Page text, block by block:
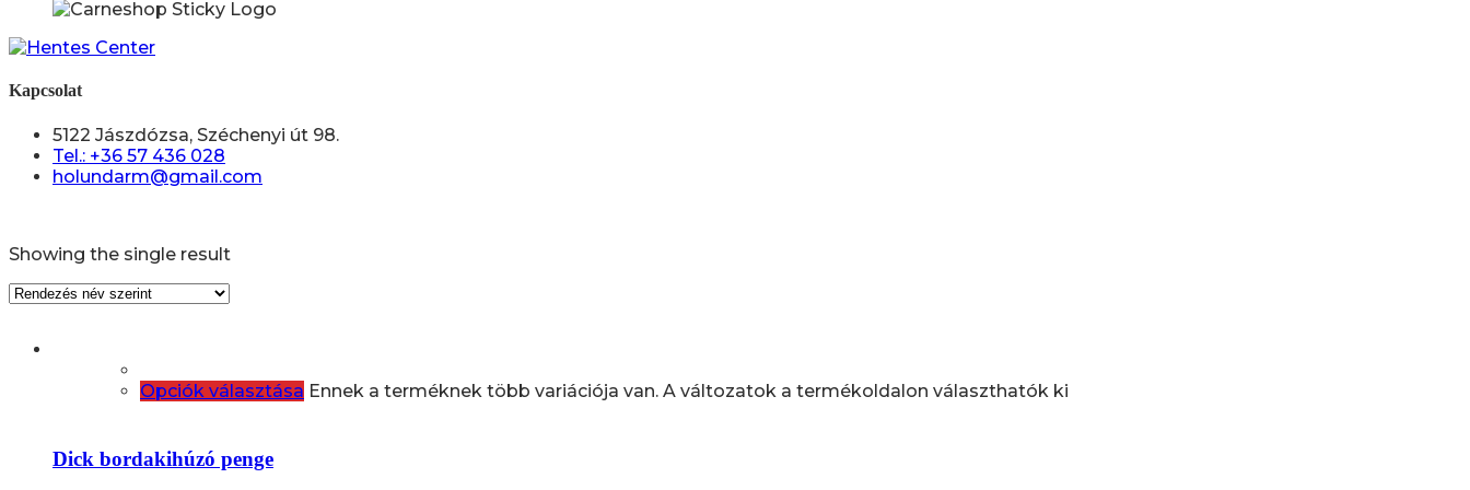
Kapcsolat
5122 Jászdózsa, Széchenyi út 98.
Tel.: +36 57 436 028
holundarm@gmail.com
Showing the single result
Opciók választása Ennek a terméknek több variációja van. A változatok a termékoldalon választhatók ki
Dick bordakihúzó penge